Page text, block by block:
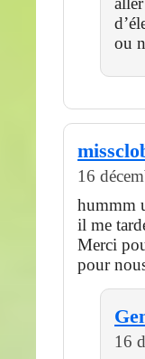
ou
16
hummm
il me
Merci
pour
16